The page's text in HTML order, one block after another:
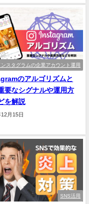
ンスタグラムの企業アカウント運用
のアルゴリズムと
要なシグナルや運用方
を解説
月15日
SNS活用